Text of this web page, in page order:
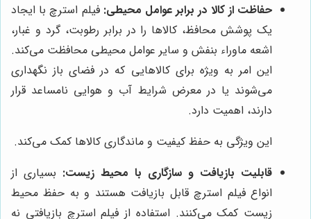
حفاظت از کالا در برابر عوامل محیطی: فیلم استرچ با ایجاد
یک پوشش محافظ، کالاها را در برابر رطوبت، گرد و غبار،
اشعه ماوراء بنفش و سایر عوامل محیطی محافظت می‌کند.
این امر به ویژه برای کالاهایی که در فضای باز نگهداری
می‌شوند یا در معرض شرایط آب و هوایی نامساعد قرار
دارند، اهمیت دارد.
این ویژگی به حفظ کیفیت و ماندگاری کالاها کمک می‌کند.
قابلیت بازیافت و سازگاری با محیط زیست: بسیاری از
انواع فیلم استرچ قابل بازیافت هستند و به حفظ محیط
زیست کمک می‌کنند. استفاده از فیلم استرچ بازیافتی نه